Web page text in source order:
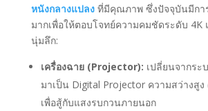
หนังกลางแปลงที่มีคุณภาพ ซึ่งปัจจุบันมีกา
มากเพื่อให้ตอบโจทย์ความคมชัดระดับ 4K
นุ่มลึก:
เครื่องฉาย (Projector): เปลี่ยนจากระ
มาเป็น Digital Projector ความสว่างสูง
เพื่อสู้กับแสงรบกวนภายนอก